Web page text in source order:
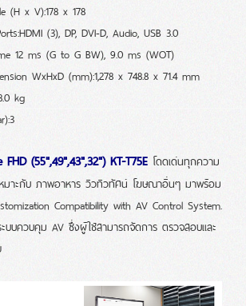
(H x V):178 x 178
(3), DP, DVI-D, Audio, USB 3.0
12 ms (G to G BW), 9.0 ms (WOT)
WxHxD (mm):1,278 x 748.8 x 71.4 mm
kg
(55",49",43",32") KT-T75E โดดเด่นทุกความ
มาะกับ ภาพอาหาร วิวทิวทัศน์ โฆษณาอื่นๆ มาพร้อม
Compatibility with AV Control System.
บบควบคุม AV ซึ่งผู้ใช้สามารถจัดการ ตรวจสอบเเละ